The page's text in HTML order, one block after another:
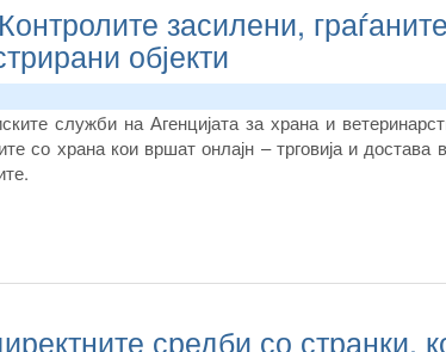
засилени,
објекти
служби на Агенцијата за храна и
со храна кои вршат онлајн – трговија и
средби со странки,